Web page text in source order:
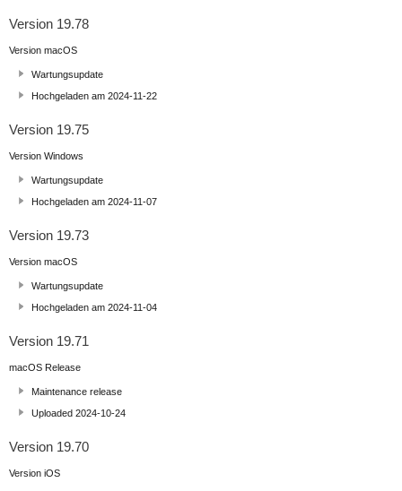
Version 19.78
Version macOS
Wartungsupdate
Hochgeladen am 2024-11-22
Version 19.75
Version Windows
Wartungsupdate
Hochgeladen am 2024-11-07
Version 19.73
Version macOS
Wartungsupdate
Hochgeladen am 2024-11-04
Version 19.71
macOS Release
Maintenance release
Uploaded 2024-10-24
Version 19.70
Version iOS